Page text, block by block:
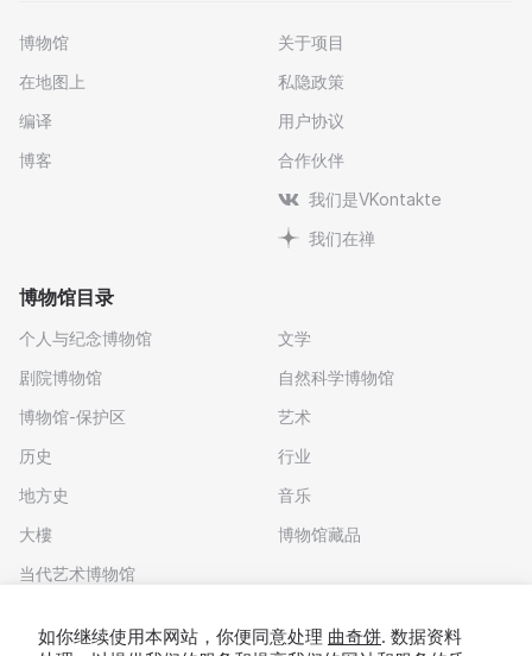
博物馆
在地图上
编译
博客
关于项目
私隐政策
用户协议
合作伙伴
我们是VKontakte
我们在禅
博物馆目录
个人与纪念博物馆
剧院博物馆
博物馆-保护区
历史
地方史
大樓
当代艺术博物馆
文学
自然科学博物馆
艺术
行业
音乐
博物馆藏品
如你继续使用本网站，你便同意处理 曲奇饼. 数据资料